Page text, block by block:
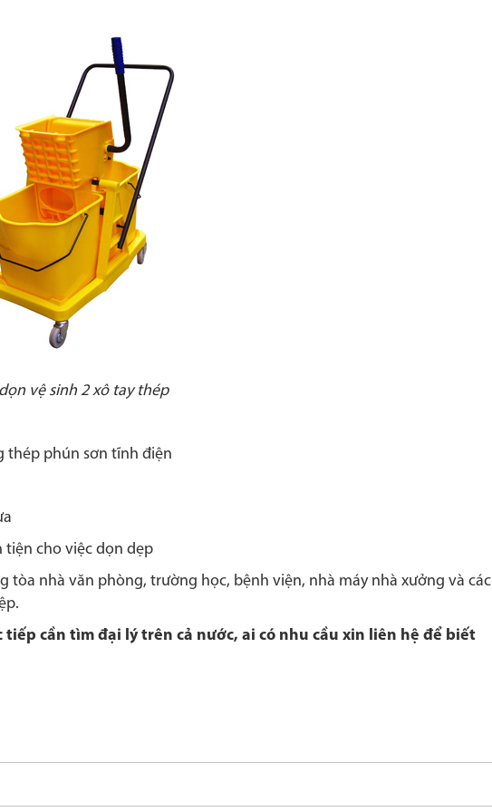
vệ sinh 2 xô tay thép
thép phún sơn tĩnh điện
cho việc dọn dẹp
tòa nhà văn phòng, trường học, bệnh viện, nhà máy nhà xưởng và các
cần tìm đại lý trên cả nước, ai có nhu cầu xin liên hệ để biết